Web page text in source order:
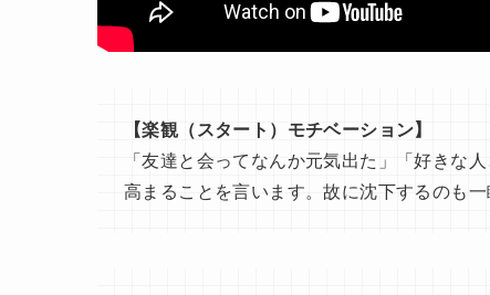
【楽観（スタート）モチベーション】
「友達と会ってなんか元気出た」「好きな
高まることを言います。故に沈下するのも一